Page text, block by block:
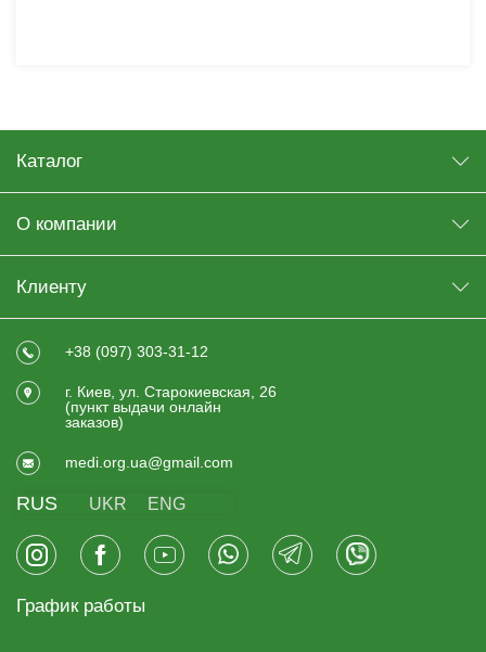
Каталог
О компании
Клиенту
+38 (097) 303-31-12
г. Киев, ул. Старокиевская, 26
(пункт выдачи онлайн
заказов)
medi.org.ua@gmail.com
RUS UKR ENG
График работы